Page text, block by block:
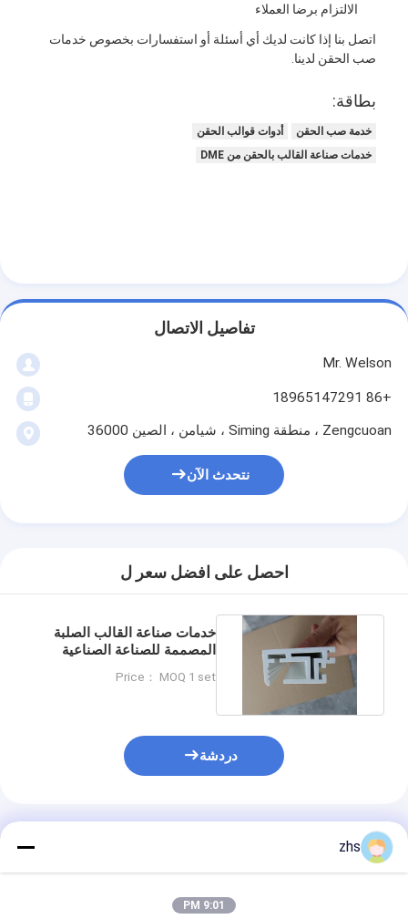
الالتزام برضا العملاء
اتصل بنا إذا كانت لديك أي أسئلة أو استفسارات بخصوص خدمات
صب الحقن لدينا.
بطاقة:
خدمة صب الحقن
أدوات قوالب الحقن
خدمات صناعة القالب بالحقن من DME
تفاصيل الاتصال
Mr. Welson
+86 18965147291
Zengcuoan ، منطقة Siming ، شيامن ، الصين 36000
نتحدث الآن
احصل على افضل سعر ل
خدمات صناعة القالب الصلبة
المصممة للصناعة الصناعية
Price： MOQ 1 set
دردشة
المنتجات الموصى بها
zhs
9:01 PM